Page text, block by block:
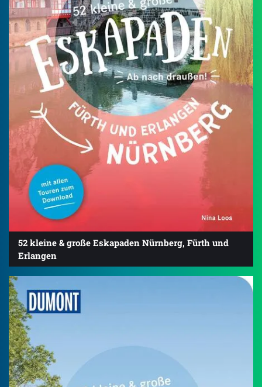
52 kleine & große Eskapaden Nürnberg, Fürth und
Erlangen